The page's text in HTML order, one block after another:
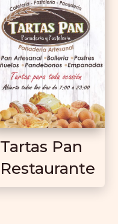
Tartas Pan
Restaurante